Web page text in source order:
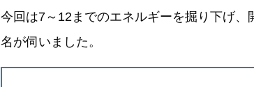
今回は7～12までのエネルギーを掘り下げ
名が伺いました。